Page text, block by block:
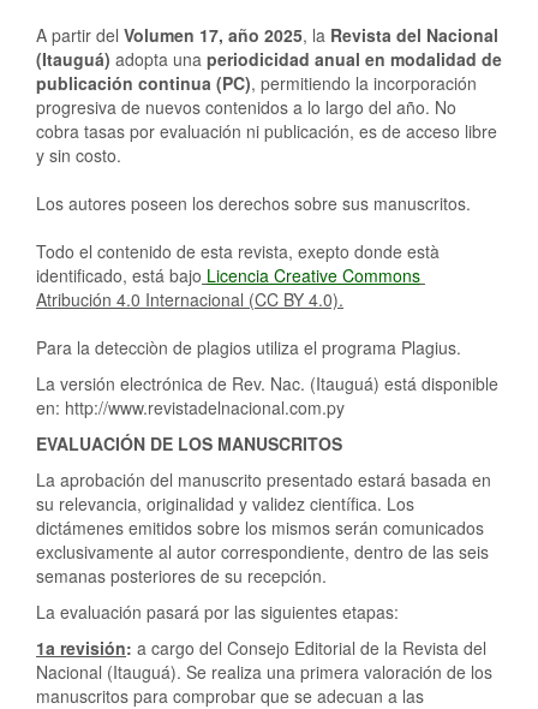
A partir del Volumen 17, año 2025, la Revista del Nacional
(Itauguá) adopta una periodicidad anual en modalidad de
publicación continua (PC), permitiendo la incorporación
progresiva de nuevos contenidos a lo largo del año. No
cobra tasas por evaluación ni publicación, es de acceso libre
y sin costo.
Los autores poseen los derechos sobre sus manuscritos.
Todo el contenido de esta revista, exepto donde està
identificado, está bajo Licencia Creative Commons
Atribución 4.0 Internacional (CC BY 4.0).
Para la detecciòn de plagios utiliza el programa Plagius.
La versión electrónica de Rev. Nac. (Itauguá) está disponible
en: http://www.revistadelnacional.com.py
EVALUACIÓN DE LOS MANUSCRITOS
La aprobación del manuscrito presentado estará basada en
su relevancia, originalidad y validez científica. Los
dictámenes emitidos sobre los mismos serán comunicados
exclusivamente al autor correspondiente, dentro de las seis
semanas posteriores de su recepción.
La evaluación pasará por las siguientes etapas:
1a revisión: a cargo del Consejo Editorial de la Revista del
Nacional (Itauguá). Se realiza una primera valoración de los
manuscritos para comprobar que se adecuan a las